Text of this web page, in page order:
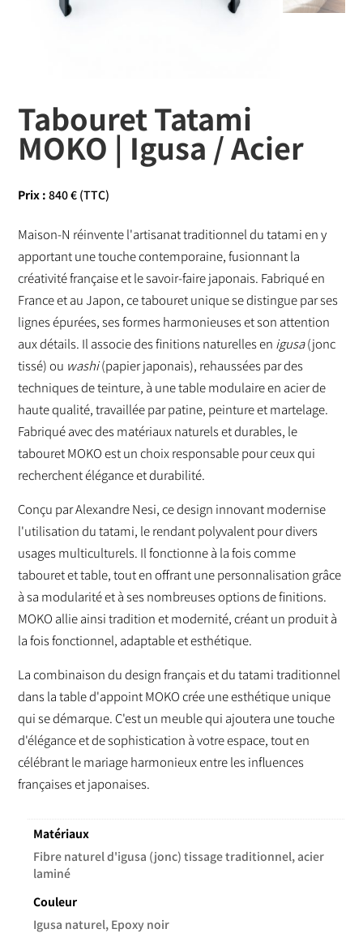
Tabouret Tatami
MOKO | Igusa / Acier
Prix :840 € (TTC)
Maison-N réinvente l'artisanat traditionnel du tatami en y
apportant une touche contemporaine, fusionnant la
créativité française et le savoir-faire japonais. Fabriqué en
France et au Japon, ce tabouret unique se distingue par ses
lignes épurées, ses formes harmonieuses et son attention
aux détails. Il associe des finitions naturelles en igusa(jonc
tissé) ou washi(papier japonais), rehaussées par des
techniques de teinture, à une table modulaire en acier de
haute qualité, travaillée par patine, peinture et martelage.
Fabriqué avec des matériaux naturels et durables, le
tabouret MOKO est un choix responsable pour ceux qui
recherchent élégance et durabilité.
Conçu par Alexandre Nesi, ce design innovant modernise
l'utilisation du tatami, le rendant polyvalent pour divers
usages multiculturels. Il fonctionne à la fois comme
tabouret et table, tout en offrant une personnalisation grâce
à sa modularité et à ses nombreuses options de finitions.
MOKO allie ainsi tradition et modernité, créant un produit à
la fois fonctionnel, adaptable et esthétique.
La combinaison du design français et du tatami traditionnel
dans la table d'appoint MOKO crée une esthétique unique
qui se démarque. C'est un meuble qui ajoutera une touche
d'élégance et de sophistication à votre espace, tout en
célébrant le mariage harmonieux entre les influences
françaises et japonaises.
Matériaux
Fibre naturel d'igusa (jonc) tissage traditionnel, acier
laminé
Couleur
Igusa naturel, Epoxy noir